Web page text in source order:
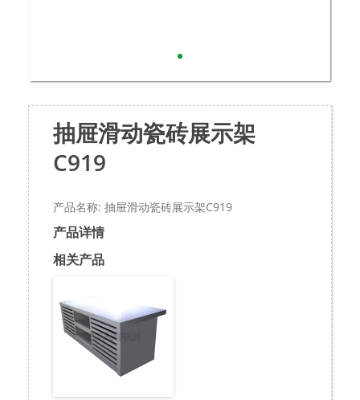
抽屉滑动瓷砖展示架
C919
产品名称: 抽屉滑动瓷砖展示架C919
产品详情
相关产品